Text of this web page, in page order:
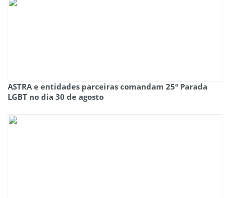
ASTRA e entidades parceiras comandam 25ª Parada
LGBT no dia 30 de agosto